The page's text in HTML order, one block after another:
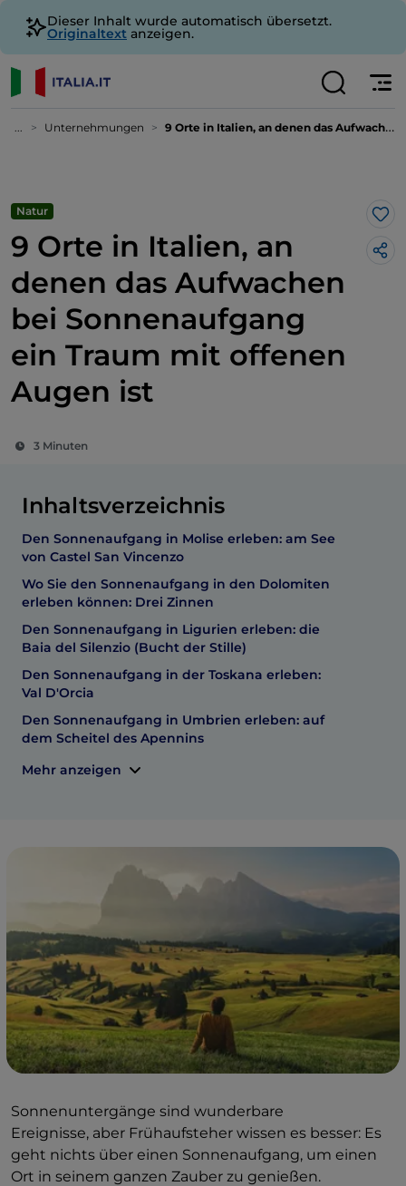
Dieser Inhalt wurde automatisch übersetzt.
Originaltext anzeigen.
... Unternehmungen 9 Orte in Italien, an denen das Aufwachen bei Sonnenaufgang ein Traum mit offenen Augen ist
Natur
9 Orte in Italien, an
denen das Aufwachen
bei Sonnenaufgang
ein Traum mit offenen
Augen ist
3 Minuten
Inhaltsverzeichnis
Den Sonnenaufgang in Molise erleben: am See
von Castel San Vincenzo
Wo Sie den Sonnenaufgang in den Dolomiten
erleben können: Drei Zinnen
Den Sonnenaufgang in Ligurien erleben: die
Baia del Silenzio (Bucht der Stille)
Den Sonnenaufgang in der Toskana erleben:
Val D'Orcia
Den Sonnenaufgang in Umbrien erleben: auf
dem Scheitel des Apennins
Mehr anzeigen
Sonnenuntergänge sind wunderbare
Ereignisse, aber Frühaufsteher wissen es besser: Es
geht nichts über einen Sonnenaufgang, um einen
Ort in seinem ganzen Zauber zu genießen.